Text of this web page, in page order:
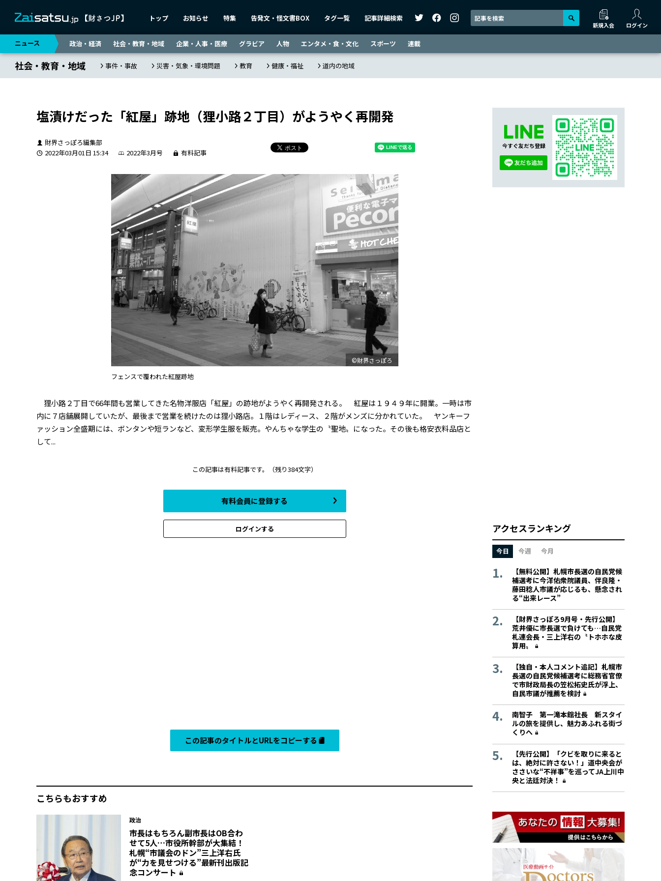
トップ お知らせ 特集 告発文・怪文書BOX タグ一覧 記事詳細検索
新規入会 ログイン
ニュース 政治・経済 社会・教育・地域 企業・人事・医療 グラビア 人物 エンタメ・食・文化 スポーツ 連載
社会・教育・地域 事件・事故 災害・気象・環境問題 教育 健康・福祉 道内の地域
塩漬けだった「紅屋」跡地（狸小路２丁目）がようやく再開発
財界さっぽろ編集部
2022年03月01日 15:34
2022年3月号 有料記事
©財界さっぽろ
フェンスで覆われた紅屋跡地
狸小路２丁目で66年間も営業してきた名物洋服店「紅屋」の跡地がようやく再開発される。 紅屋は１９４９年に開業。一時は市
内に７店舗展開していたが、最後まで営業を続けたのは狸小路店。１階はレディース、２階がメンズに分かれていた。 ヤンキーフ
ァッション全盛期には、ボンタンや短ランなど、変形学生服を販売。やんちゃな学生の〝聖地〟になった。その後も格安衣料品店と
して...
この記事は有料記事です。 （残り384文字）
有料会員に登録する
ログインする
この記事のタイトルとURLをコピーする
こちらもおすすめ
政治
市長はもちろん副市長はOB合わ
せて5人…市役所幹部が大集結！
札幌“市議会のドン”三上洋右氏
が“力を見せつける”最新刊出版記
念コンサート
今すぐ友だち登録
アクセスランキング
今日 今週 今月
【無料公開】札幌市長選の自民党候
補選考に今洋佑衆院議員、伴良隆・
藤田稔人市議が応じるも、懸念され
る“出来レース”
【財界さっぽろ9月号・先行公開】
荒井優に市長選で負けても…自民党
札連会長・三上洋右の〝トホホな皮
算用〟
【独自・本人コメント追記】札幌市
長選の自民党候補選考に総務省官僚
で市財政局長の笠松拓史氏が浮上、
自民市議が推薦を検討
南智子 第一滝本館社長 新スタイ
ルの旅を提供し、魅力あふれる街づ
くりへ
【先行公開】「クビを取りに来ると
は、絶対に許さない！」道中央会が
ささいな“不祥事”を巡ってJA上川中
央と法廷対決！